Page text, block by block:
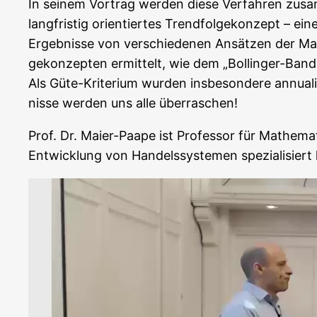
In sei­nem Vor­trag wer­den die­se Ver­fah­ren
lang­fris­tig ori­en­tier­tes Trend­fol­ge­kon­zept –
Ergeb­nis­se von ver­schie­de­nen Ansät­zen der
ge­kon­zep­ten ermit­telt, wie dem „Bol­lin­ger-
Als Güte-Kri­te­ri­um wur­den ins­be­son­de­re
nis­se wer­den uns alle überraschen!
Prof. Dr. Mai­er-Paa­pe ist Pro­fes­sor für
Ent­wick­lung von Han­dels­sys­te­men spe­zia­li­siert
Video-